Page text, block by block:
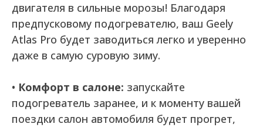
двигателя в сильные морозы! Благодаря
предпусковому подогревателю, ваш Geely
Atlas Pro будет заводиться легко и уверенно
даже в самую суровую зиму.
• Комфорт в салоне: запускайте
подогреватель заранее, и к моменту вашей
поездки салон автомобиля будет прогрет,